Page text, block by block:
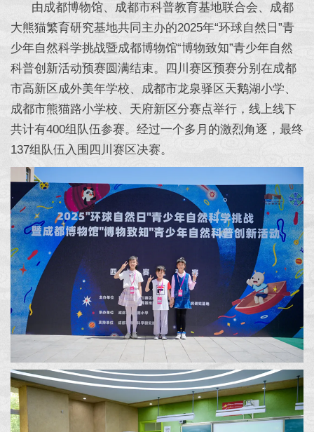
由成都博物馆、成都市科普教育基地联合会、成都
大熊猫繁育研究基地共同主办的2025年“环球自然日”青
少年自然科学挑战暨成都博物馆“博物致知”青少年自然
科普创新活动预赛圆满结束。四川赛区预赛分别在成都
市高新区成外美年学校、成都市龙泉驿区天鹅湖小学、
成都市熊猫路小学校、天府新区分赛点举行，线上线下
共计有400组队伍参赛。经过一个多月的激烈角逐，最终
137组队伍入围四川赛区决赛。